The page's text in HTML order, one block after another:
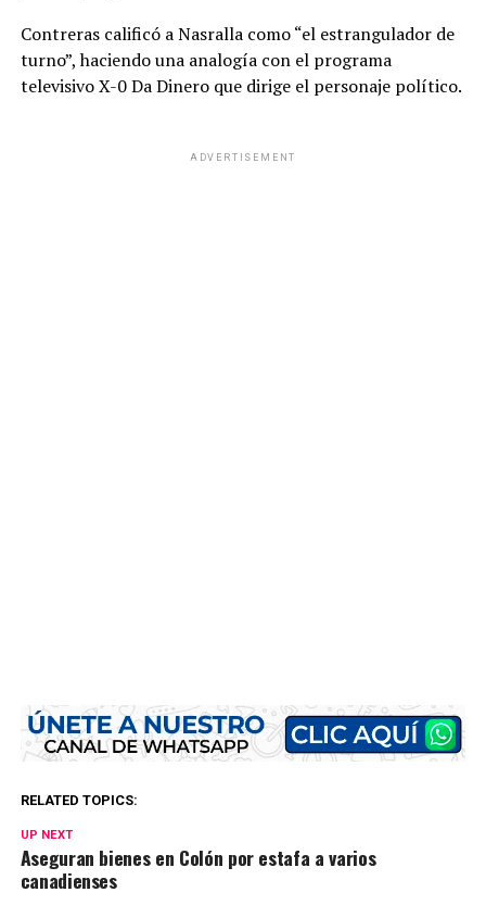
Contreras calificó a Nasralla como “el estrangulador de
turno”, haciendo una analogía con el programa
televisivo X-0 Da Dinero que dirige el personaje político.
ADVERTISEMENT
RELATED TOPICS:
UP NEXT
Aseguran bienes en Colón por estafa a varios
canadienses